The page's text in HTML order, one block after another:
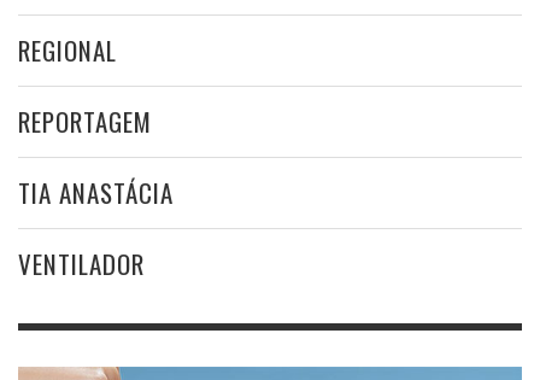
REGIONAL
REPORTAGEM
TIA ANASTÁCIA
VENTILADOR